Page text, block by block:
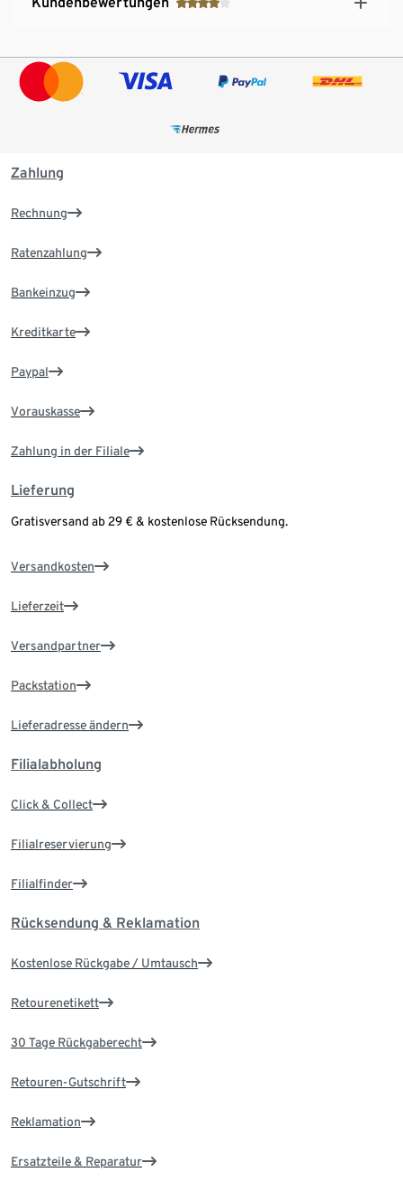
Zahlung
Rechnung
Ratenzahlung
Bankeinzug
Kreditkarte
Paypal
Vorauskasse
Zahlung in der Filiale
Lieferung
Gratisversand ab 29 € & kostenlose Rücksendung.
Versandkosten
Lieferzeit
Versandpartner
Packstation
Lieferadresse ändern
Filialabholung
Click & Collect
Filialreservierung
Filialfinder
Rücksendung & Reklamation
Kostenlose Rückgabe / Umtausch
Retourenetikett
30 Tage Rückgaberecht
Retouren-Gutschrift
Reklamation
Ersatzteile & Reparatur